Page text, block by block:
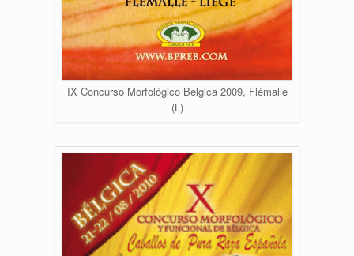
IX Concurso Morfológico Belgica 2009, Flémalle
(L)